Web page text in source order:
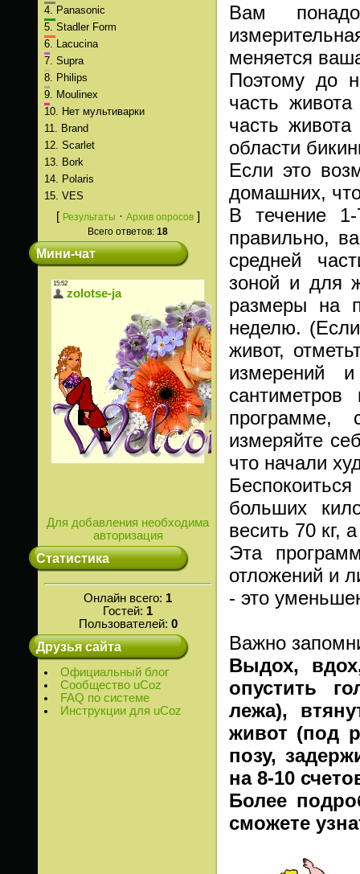
4.
Panasonic
5. Stadler Form
6.
Lacucina
7. Supra
8.
Philips
9.
Moulinex
10.
Нет мультиварки
11.
Brand
12. Scarlet
13.
Bork
14.
Polaris
15. VES
[ Результаты · Архив опросов]
Всего ответов: 18
Мини-чат
Для добавления необходима
авторизация
Статистика
Онлайн всего: 1
Гостей: 1
Пользователей: 0
Друзья сайта
Официальный блог
Сообщество uCoz
FAQ по системе
Инструкции для uCoz
Вам
меняется
Поэтому до
часть
часть
области
Если это
домашних,
В течение
правильно,
средней
зоной и для
размеры на
неделю.
живот,
измерений
программе,
измеряйте
что начали
больших
весить 70 кг,
Эта
отложений и
- это
Важно
Выдох,
опустить
лежа),
живот (под
позу,
на 8-10
Более
сможете